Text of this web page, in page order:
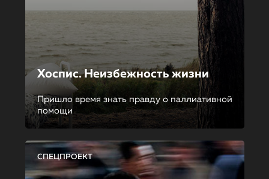
Хоспис. Неизбежность жизни
Пришло время знать правду о паллиативной
помощи
СПЕЦПРОЕКТ